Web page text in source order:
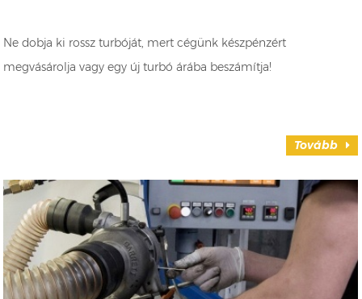
Ne dobja ki rossz turbóját, mert cégünk készpénzért
megvásárolja vagy egy új turbó árába beszámítja!
Tovább